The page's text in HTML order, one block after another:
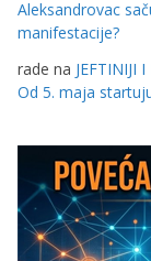
Aleksandrovac
manifestacije?
rade na JEFTINIJI
Od 5. maja